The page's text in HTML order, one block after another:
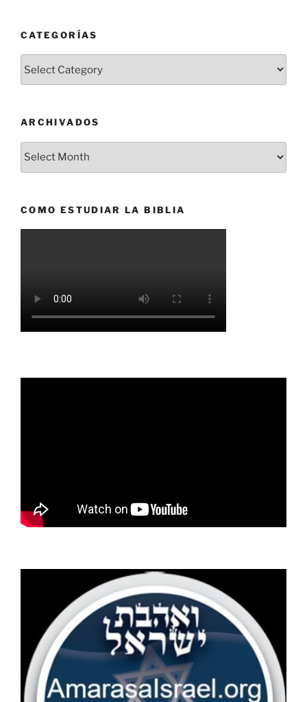
CATEGORÍAS
ARCHIVADOS
Archivados
COMO ESTUDIAR LA BIBLIA